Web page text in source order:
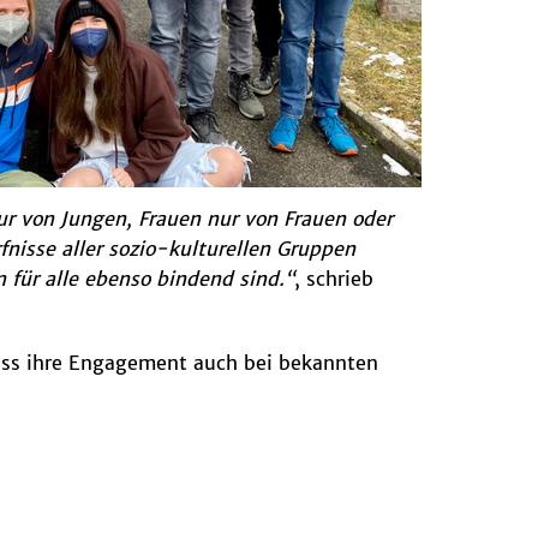
Jungen, Frauen nur von Frauen oder
aller sozio-kulturellen Gruppen
für alle ebenso bindend sind.“, schrieb
ihre Engagement auch bei bekannten